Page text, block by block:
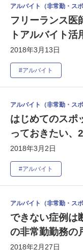
アルバイト（非常勤・スポ
フリーランス医
トアルバイト活
2018年3月13日
#アルバイト
アルバイト（非常勤・スポ
はじめてのスポ
っておきたい、
2018年3月2日
#アルバイト
アルバイト（非常勤・スポ
できない症例
の非常勤勤務の
2018年2月27日